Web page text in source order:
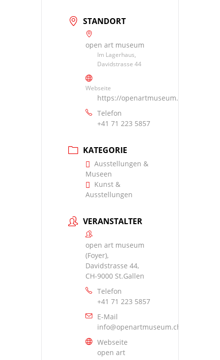
STANDORT
open art museum
Im Lagerhaus,
Davidstrasse 44
Webseite
https://openartmuseum.ch/
Telefon
+41 71 223 5857
KATEGORIE
Ausstellungen &
Museen
Kunst &
Ausstellungen
VERANSTALTER
open art museum
(Foyer),
Davidstrasse 44,
CH-9000 St.Gallen
Telefon
+41 71 223 5857
E-Mail
info@openartmuseum.ch
Webseite
open art